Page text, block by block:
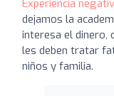
Experiencia
dejamos la
interesa el dinero,
les deben tratar
niños y familia.